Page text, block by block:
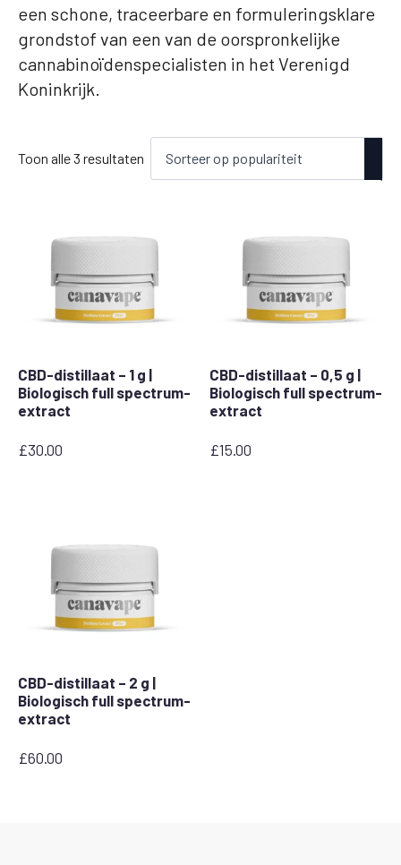
een schone, traceerbare en formuleringsklare
grondstof van een van de oorspronkelijke
cannabinoïdenspecialisten in het Verenigd
Koninkrijk.
Toon alle 3 resultaten Gesorteerd
op
CBD-distillaat – 1 g |
Biologisch full spectrum-
extract
£30.00
CBD-distillaat – 0,5 g |
Biologisch full spectrum-
extract
£15.00
CBD-distillaat – 2 g |
Biologisch full spectrum-
extract
£60.00